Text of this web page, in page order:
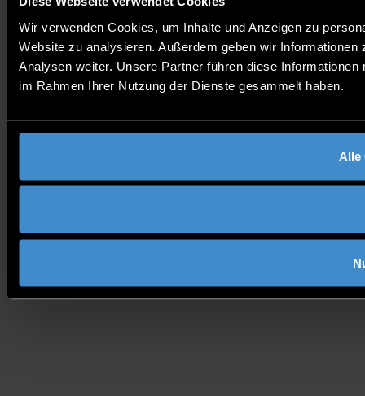
Wir verwenden Cookies, um Inhalte und Anzeigen zu
Website zu analysieren. Außerdem geben wir
Analysen weiter. Unsere Partner führen diese
im Rahmen Ihrer Nutzung der Dienste gesammelt haben.
Alle